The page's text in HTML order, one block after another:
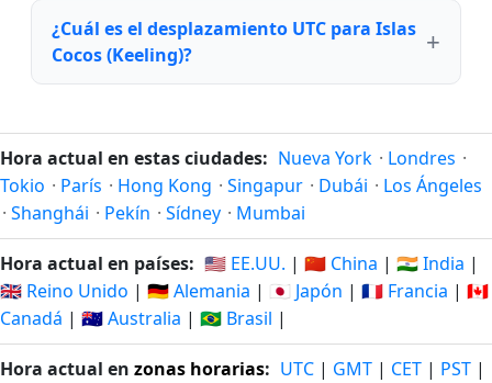
¿Cuál es el desplazamiento UTC para Islas
Cocos (Keeling)?
Hora actual en estas ciudades: Nueva York · Londres ·
Tokio · París · Hong Kong · Singapur · Dubái · Los Ángeles
· Shanghái · Pekín · Sídney · Mumbai
Hora actual en países: 🇺🇸 EE.UU. | 🇨🇳 China | 🇮🇳 India |
🇬🇧 Reino Unido | 🇩🇪 Alemania | 🇯🇵 Japón | 🇫🇷 Francia | 🇨🇦
Canadá | 🇦🇺 Australia | 🇧🇷 Brasil |
Hora actual en zonas horarias: UTC | GMT | CET | PST |